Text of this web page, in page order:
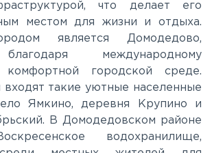
что делает его
местом для жизни и отдыха.
является Домодедово,
международному
городской среде.
входят такие уютные населенные
Ямкино, деревня Крупино и
В Домодедовском районе
водохранилище,